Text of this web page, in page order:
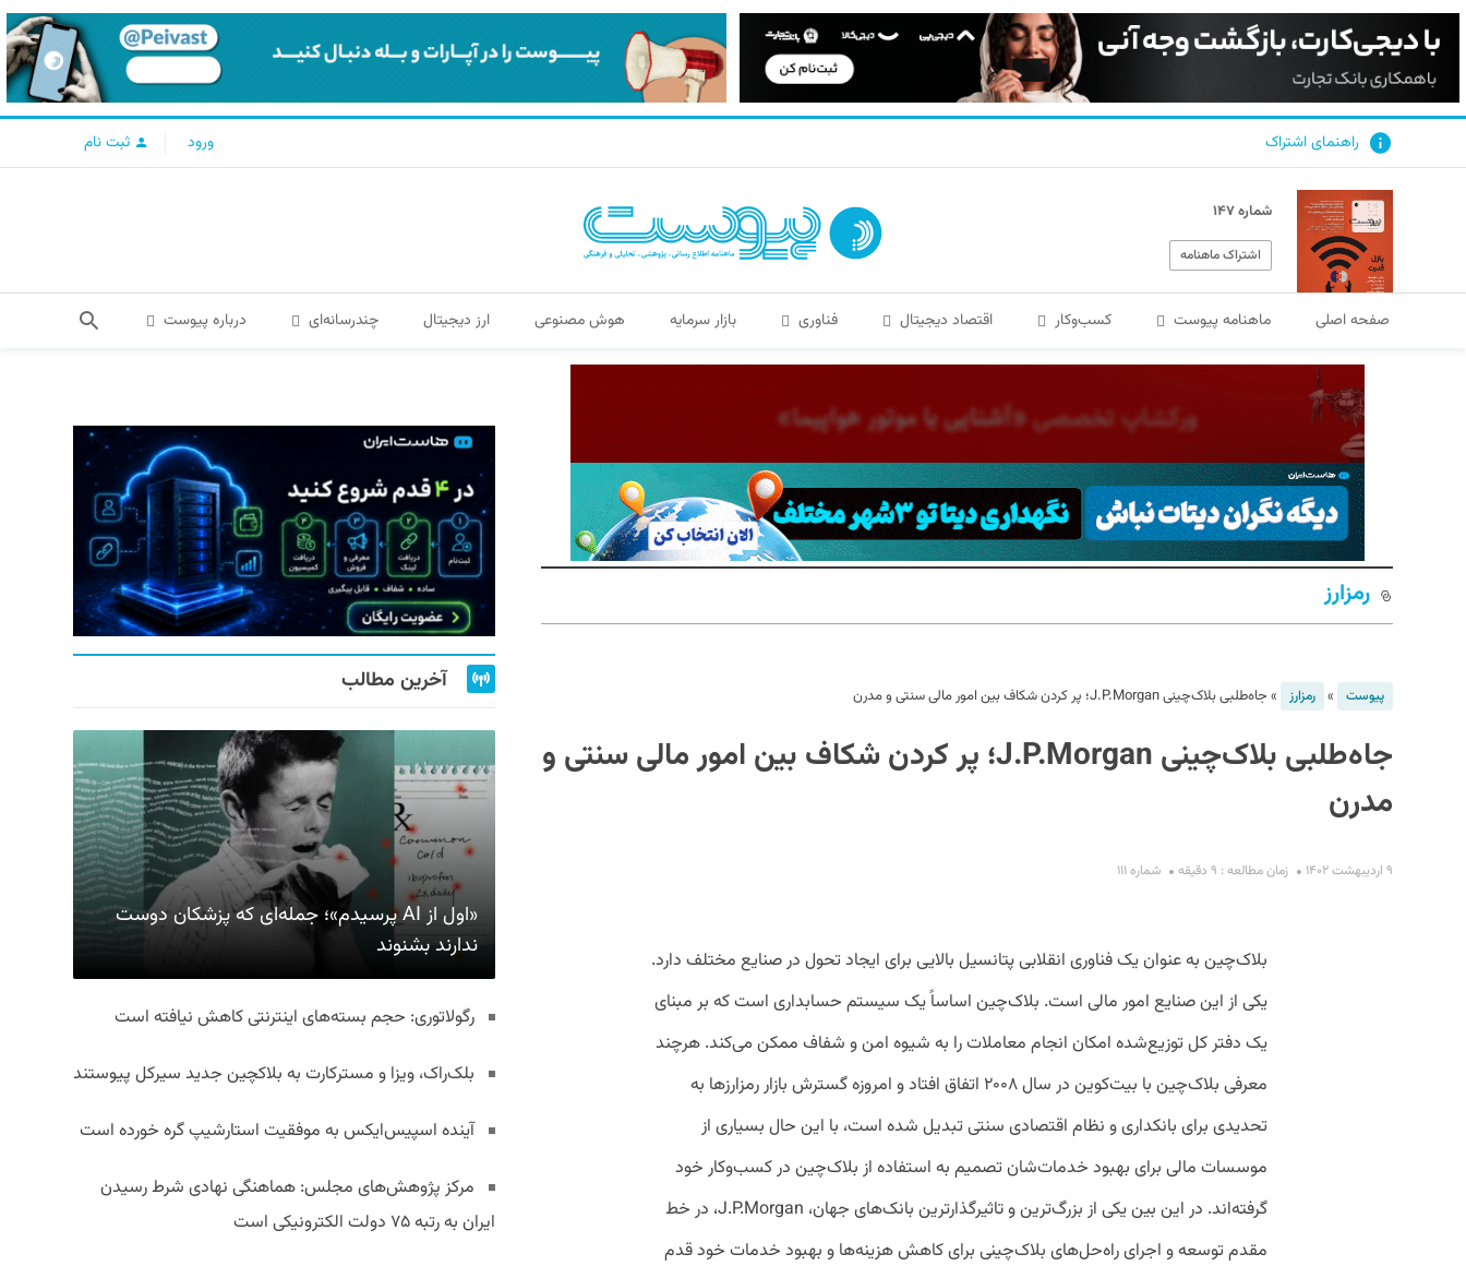
راهنمای اشتراک ورود ثبت نام
شماره ۱۴۷
اشتراک ماهنامه
صفحه اصلی ماهنامه پیوست کسب‌و‌کار اقتصاد دیجیتال فناوری بازار سرمایه هوش مصنوعی ارز دیجیتال چندرسانه‌ای درباره پیوست
رمزارز
پیوست » رمزارز » جاه‌طلبی بلاک‌چینی J.P.Morgan؛ پر کردن شکاف بین امور مالی سنتی و مدرن
جاه‌طلبی بلاک‌چینی J.P.Morgan؛ پر کردن شکاف بین امور مالی سنتی و
مدرن
۹ اردیبهشت ۱۴۰۲ زمان مطالعه : ۹ دقیقه شماره ۱۱۱
بلاک‌چین به عنوان یک فناوری انقلابی پتانسیل بالایی برای ایجاد تحول در صنایع مختلف دارد.
یکی از این صنایع امور مالی است. بلاک‌چین اساساً یک سیستم حسابداری است که بر مبنای
یک دفتر کل توزیع‌شده امکان انجام معاملات را به شیوه امن و شفاف ممکن می‌کند. هرچند
معرفی بلاک‌چین با بیت‌کوین در سال ۲۰۰۸ اتفاق افتاد و امروزه گسترش بازار رمزارزها به
تحدیدی برای بانکداری و نظام اقتصادی سنتی تبدیل شده است، با این حال بسیاری از
موسسات مالی برای بهبود خدمات‌شان تصمیم به استفاده از بلاک‌چین در کسب‌وکار خود
گرفته‌اند. در این بین یکی از بزرگ‌ترین و تاثیرگذارترین بانک‌های جهان، J.P.Morgan، در خط
مقدم توسعه و اجرای راه‌حل‌های بلاک‌چینی برای کاهش هزینه‌ها و بهبود خدمات خود قدم
آخرین مطالب
«اول از AI پرسیدم»؛ جمله‌ای که پزشکان دوست
ندارند بشنوند
رگولاتوری: حجم بسته‌های اینترنتی کاهش نیافته است
بلک‌راک، ویزا و مسترکارت به بلاکچین جدید سیرکل پیوستند
آینده اسپیس‌ایکس به موفقیت استارشیپ گره خورده است
مرکز پژوهش‌های مجلس: هماهنگی نهادی شرط رسیدن
ایران به رتبه ۷۵ دولت الکترونیکی است